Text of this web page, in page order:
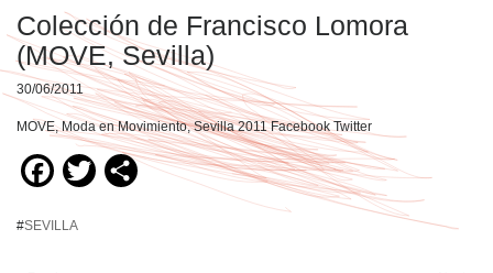
Colección de Francisco Lomora
(MOVE, Sevilla)
30/06/2011
MOVE, Moda en Movimiento, Sevilla 2011 Facebook Twitter
Facebook
TwitterCompartir
#SEVILLA